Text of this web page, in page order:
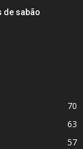
de sabão
70
63
57